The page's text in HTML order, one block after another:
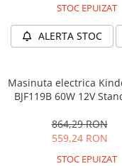
STOC EPUIZAT
ALERTA STOC
Masinuta electrica
BJF119B 60W 12V
864,29 RON
559,24 RON
STOC EPUIZAT